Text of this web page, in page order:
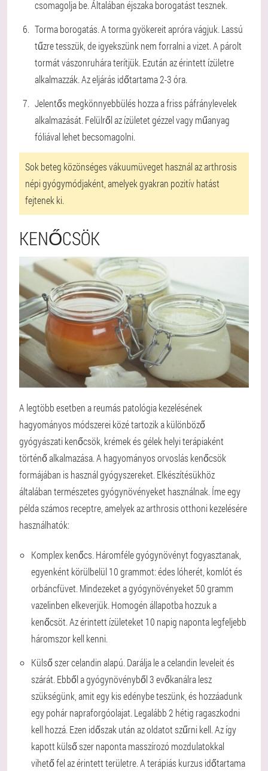
csomagolja be. Általában éjszaka borogatást tesznek.
Torma borogatás. A torma gyökereit apróra vágjuk. Lassú
tűzre tesszük, de igyekszünk nem forralni a vizet. A párolt
tormát vászonruhára terítjük. Ezután az érintett ízületre
alkalmazzák. Az eljárás időtartama 2-3 óra.
Jelentős megkönnyebbülés hozza a friss páfránylevelek
alkalmazását. Felülről az ízületet gézzel vagy műanyag
fóliával lehet becsomagolni.
Sok beteg közönséges vákuumüveget használ az arthrosis
népi gyógymódjaként, amelyek gyakran pozitív hatást
fejtenek ki.
KENŐCSÖK
A legtöbb esetben a reumás patológia kezelésének
hagyományos módszerei közé tartozik a különböző
gyógyászati kenőcsök, krémek és gélek helyi terápiaként
történő alkalmazása. A hagyományos orvoslás kenőcsök
formájában is használ gyógyszereket. Elkészítésükhöz
általában természetes gyógynövényeket használnak. Íme egy
példa számos receptre, amelyek az arthrosis otthoni kezelésére
használhatók:
Komplex kenőcs. Háromféle gyógynövényt fogyasztanak,
egyenként körülbelül 10 grammot: édes lóherét, komlót és
orbáncfüvet. Mindezeket a gyógynövényeket 50 gramm
vazelinben elkeverjük. Homogén állapotba hozzuk a
kenőcsöt. Az érintett ízületeket 10 napig naponta legfeljebb
háromszor kell kenni.
Külső szer celandin alapú. Darálja le a celandin leveleit és
szárát. Ebből a gyógynövényből 3 evőkanálra lesz
szükségünk, amit egy kis edénybe teszünk, és hozzáadunk
egy pohár napraforgóolajat. Legalább 2 hétig ragaszkodni
kell hozzá. Ezen időszak után az oldatot szűrni kell. Az így
kapott külső szer naponta masszírozó mozdulatokkal
vihető fel az érintett területre. A terápiás kurzus időtartama